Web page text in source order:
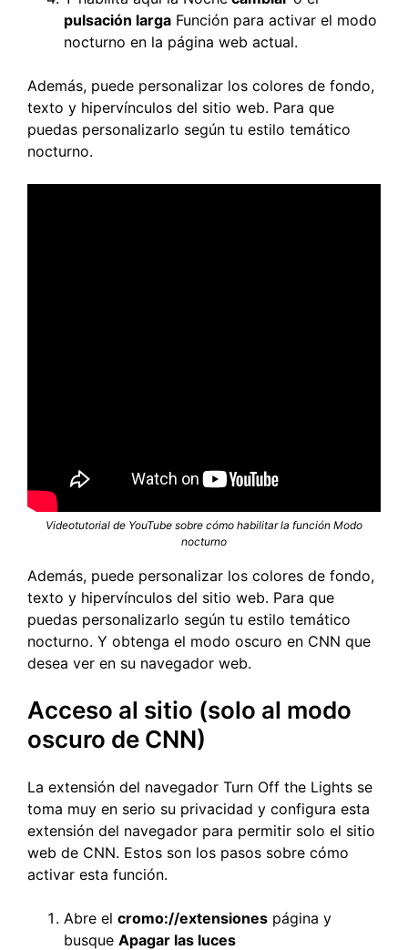
pulsación larga Función para activar el modo
nocturno en la página web actual.
Además, puede personalizar los colores de fondo,
texto y hipervínculos del sitio web. Para que
puedas personalizarlo según tu estilo temático
nocturno.
Videotutorial de YouTube sobre cómo habilitar la función Modo
nocturno
Además, puede personalizar los colores de fondo,
texto y hipervínculos del sitio web. Para que
puedas personalizarlo según tu estilo temático
nocturno. Y obtenga el modo oscuro en CNN que
desea ver en su navegador web.
Acceso al sitio (solo al modo
oscuro de CNN)
La extensión del navegador Turn Off the Lights se
toma muy en serio su privacidad y configura esta
extensión del navegador para permitir solo el sitio
web de CNN. Estos son los pasos sobre cómo
activar esta función.
Abre el cromo://extensiones página y
busque Apagar las luces